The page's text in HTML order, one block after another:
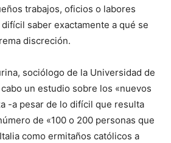
trabajos, oficios o labores
saber exactamente a qué se
discreción.
sociólogo de la Universidad de
un estudio sobre los «nuevos
-a pesar de lo difícil que resulta
de «100 o 200 personas que
como ermitaños católicos a